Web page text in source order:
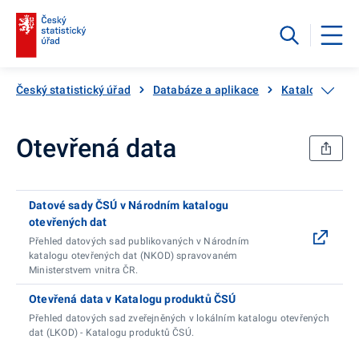
Český statistický úřad Databáze a aplikace Katalog
Otevřená data
Datové sady ČSÚ v Národním katalogu
otevřených dat
Přehled datových sad publikovaných v Národním
katalogu otevřených dat (NKOD) spravovaném
Ministerstvem vnitra ČR.
Otevřená data v Katalogu produktů ČSÚ
Přehled datových sad zveřejněných v lokálním katalogu otevřených
dat (LKOD) - Katalogu produktů ČSÚ.